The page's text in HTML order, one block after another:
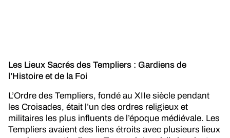
Les Lieux Sacrés des Templiers : Gardiens de
l’Histoire et de la Foi
L’Ordre des Templiers, fondé au XIIe siècle pendant
les Croisades, était l’un des ordres religieux et
militaires les plus influents de l’époque médiévale. Les
Templiers avaient des liens étroits avec plusieurs lieux